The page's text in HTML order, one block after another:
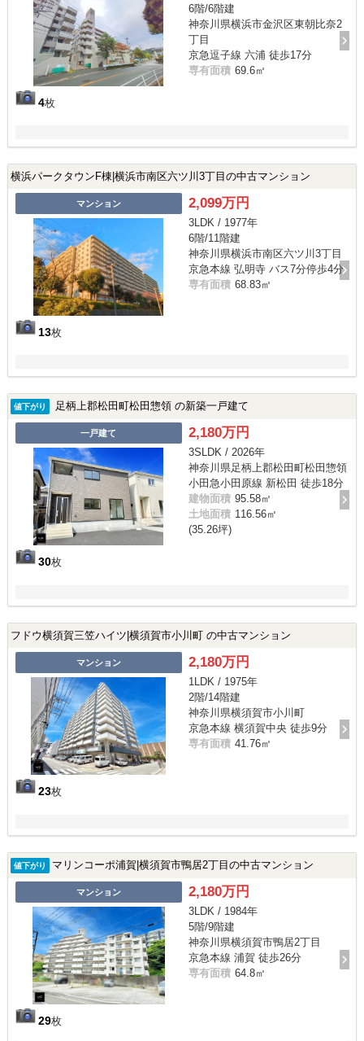
4枚
6階/6階建
神奈川県横浜市金沢区東朝比奈2
丁目
京急逗子線 六浦 徒歩17分
専有面積 69.6㎡
横浜パークタウンF棟|横浜市南区六ツ川3丁目の中古マンション
マンション
13枚
2,099万円
3LDK / 1977年
6階/11階建
神奈川県横浜市南区六ツ川3丁目
京急本線 弘明寺 バス7分停歩4分
専有面積 68.83㎡
値下がり 足柄上郡松田町松田惣領 の新築一戸建て
一戸建て
30枚
2,180万円
3SLDK / 2026年
神奈川県足柄上郡松田町松田惣領
小田急小田原線 新松田 徒歩18分
建物面積 95.58㎡
土地面積 116.56㎡
(35.26坪)
フドウ横須賀三笠ハイツ|横須賀市小川町 の中古マンション
マンション
23枚
2,180万円
1LDK / 1975年
2階/14階建
神奈川県横須賀市小川町
京急本線 横須賀中央 徒歩9分
専有面積 41.76㎡
値下がり マリンコーポ浦賀|横須賀市鴨居2丁目の中古マンション
マンション
29枚
2,180万円
3LDK / 1984年
5階/9階建
神奈川県横須賀市鴨居2丁目
京急本線 浦賀 徒歩26分
専有面積 64.8㎡